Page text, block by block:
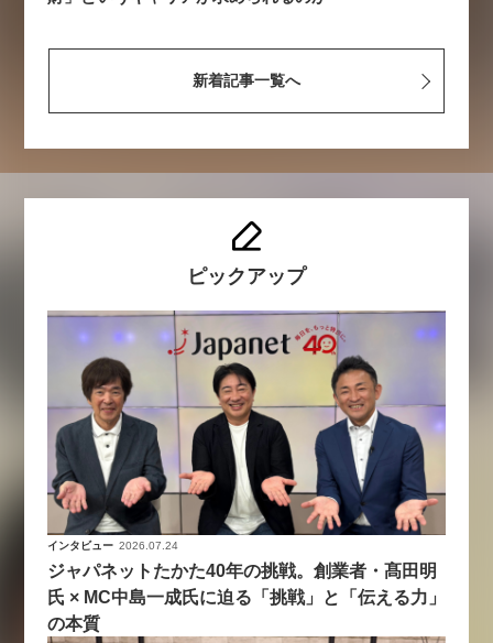
新着記事一覧へ
ピックアップ
インタビュー 2026.07.24
ジャパネットたかた40年の挑戦。創業者・髙田明
氏 × MC中島一成氏に迫る「挑戦」と「伝える力」
の本質